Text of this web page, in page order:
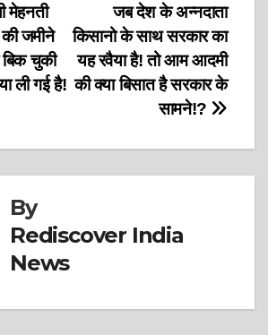
जब देश के अन्नदाता
किसानो के साथ सरकार का
यह रवैया है! तो आम आदमी
की क्या बिसात है सरकार के
सामने!?
जमीने
बिक चुकी
ली गई है!
By
Rediscover India
News